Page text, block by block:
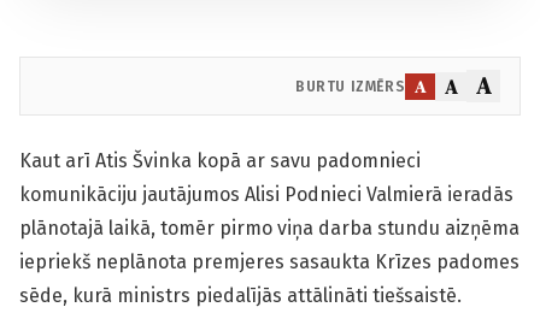
BURTU IZMĒRS A A A
Kaut arī Atis Švinka kopā ar savu padomnieci
komunikāciju jautājumos Alisi Podnieci Valmierā ieradās
plānotajā laikā, tomēr pirmo viņa darba stundu aizņēma
iepriekš neplānota premjeres sasaukta Krīzes padomes
sēde, kurā ministrs piedalījās attālināti tiešsaistē.